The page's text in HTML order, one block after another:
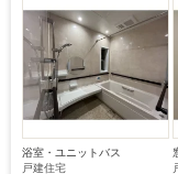
浴室・ユニットバス
戸建住宅